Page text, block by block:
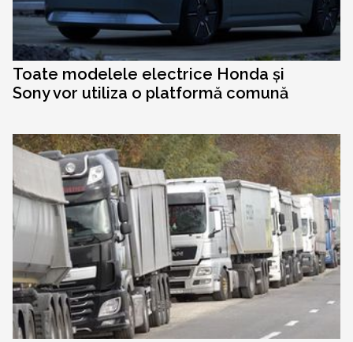
Toate modelele electrice Honda și
Sony vor utiliza o platformă comună